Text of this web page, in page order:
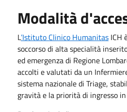
Modalità
L’Istituto Clinico Humanitas ICH
soccorso di alta specialità
ed emergenza di Regione
accolti e valutati da un
sistema nazionale di Triage,
gravità e la priorità di ingresso